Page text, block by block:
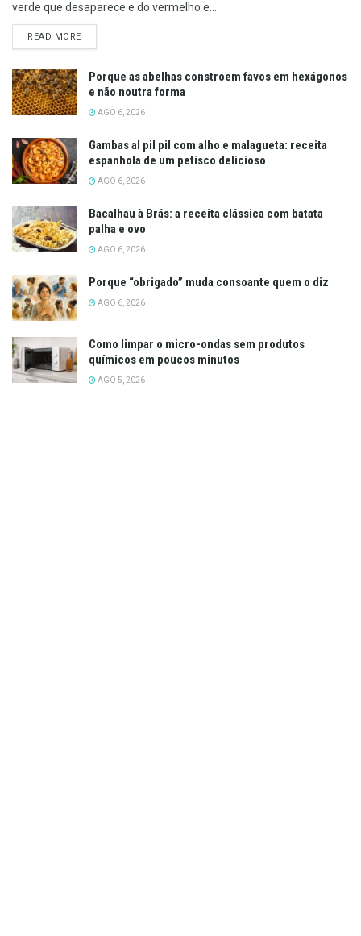
verde que desaparece e do vermelho e...
READ MOREDETAILS
Porque as abelhas constroem favos em hexágonos
e não noutra forma
AGO 6, 2026
Gambas al pil pil com alho e malagueta: receita
espanhola de um petisco delicioso
AGO 6, 2026
Bacalhau à Brás: a receita clássica com batata
palha e ovo
AGO 6, 2026
Porque “obrigado” muda consoante quem o diz
AGO 6, 2026
Como limpar o micro-ondas sem produtos
químicos em poucos minutos
AGO 5, 2026